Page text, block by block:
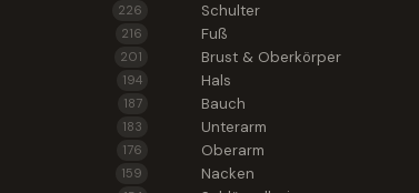
226
216
201
194
187
183
176
159
Schulter
Fuß
Brust & Oberkörper
Hals
Bauch
Unterarm
Oberarm
Nacken